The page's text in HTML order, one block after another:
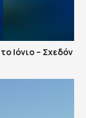
Ιόνιο – Σχεδόν